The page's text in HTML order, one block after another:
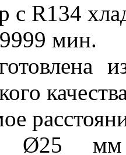
с R134
мин.
Ø25 мм